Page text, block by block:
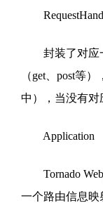
封装了对应一
（get、post等
中），当没有对
Application
Tornado Web
一个路由信息映